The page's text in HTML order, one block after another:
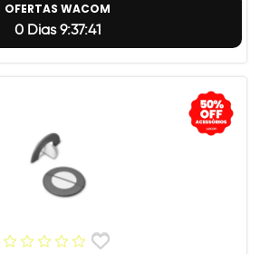
OFERTAS WACOM
0 Dias 9:37:40